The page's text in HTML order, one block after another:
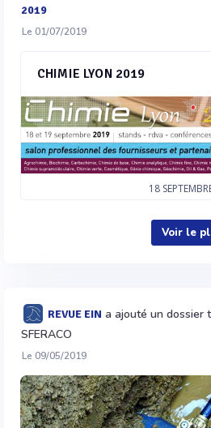
2019
Le 01/07/2019
CHIMIE LYON 2019
18
Voir le
REVUE EIN a ajouté un dossier
SFERACO
Le 09/05/2019